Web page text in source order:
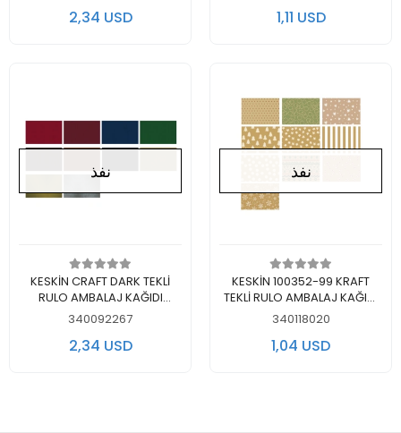
2,34 USD 1,11 USD
لايوجد في المخزن
نفذ
KESKİN CRAFT DARK TEKLİ
RULO AMBALAJ KAĞIDI
70X200
340092267
2,34 USD
لايوجد في المخزن
نفذ
KESKİN 100352-99 KRAFT
TEKLİ RULO AMBALAJ KAĞIDI
70X100 NO:2
340118020
1,04 USD